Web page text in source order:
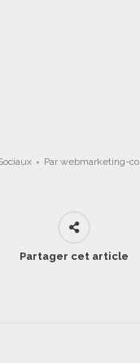
Par webmarketing-
Partager cet article